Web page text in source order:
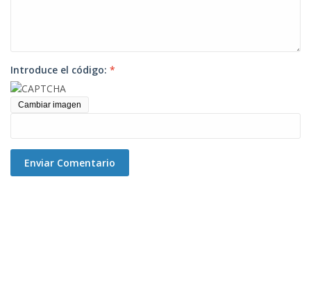
Introduce el código: *
Cambiar imagen
Enviar Comentario